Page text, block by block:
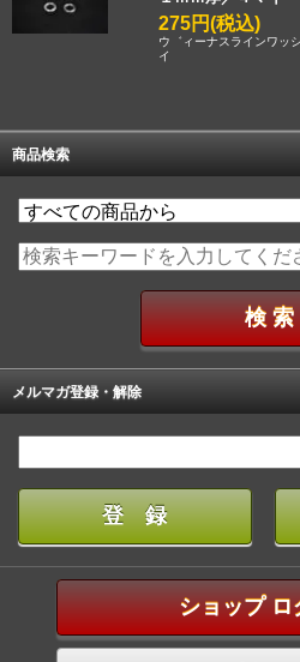
275円(税込)
ウ゛ィーナスラインワッ
イ
商品検索
メルマガ登録・解除
ショップ ロ